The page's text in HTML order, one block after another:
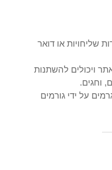
שליחויות או דואר
ויכולים להשתנות
וחגים.
על ידי גורמים